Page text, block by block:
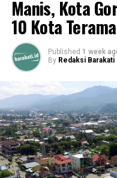
karena memang masih
membutuhkan guna
berharap bantuan ini
benar.
“mudah-mudahan
masyarakat terpenuhi,”
RELATED TOPICS:
UP NEXT
Kades Terpilih,
Manis, Kota
10 Kota
Published 1 week
By Redaksi Barakati